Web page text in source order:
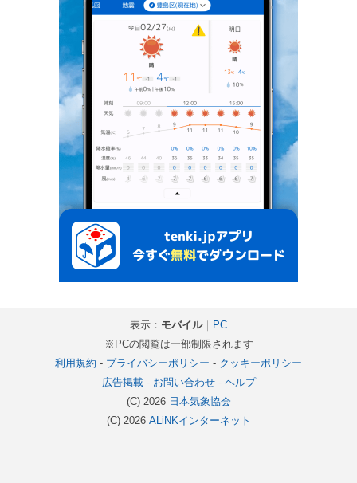
表示： モバイル｜
PC
※PCの閲覧は一部制限されます
利用規約 - プライバシーポリシー - クッキーポリシー
広告掲載- お問い合わせ- ヘルプ
(C) 2026 日本気象協会
(C) 2026 ALiNKインターネット